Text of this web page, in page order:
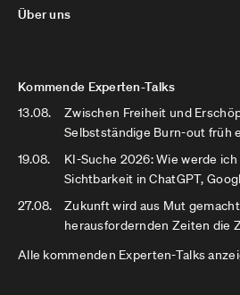
Über uns
Kommende Experten-Talks
13.08.
Zwischen Freiheit und
Selbstständige Burn-out früh
19.08.
KI-Suche 2026: Wie werde
Sichtbarkeit in ChatGPT,
27.08.
Zukunft wird aus Mut
herausfordernden Zeiten die
Alle kommenden Experten-Talks